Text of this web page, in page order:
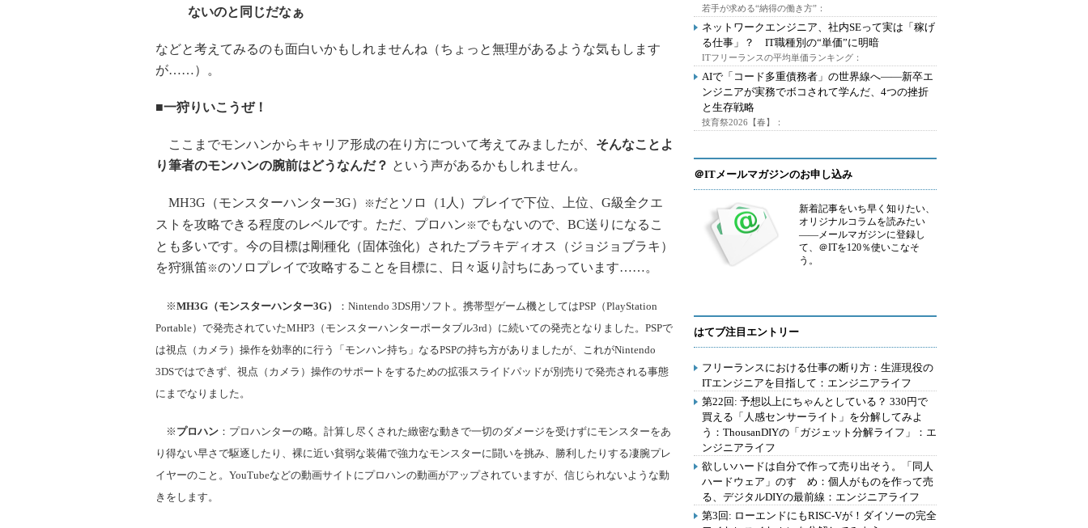
ないのと同じだなぁ
などと考えてみるのも面白いかもしれませんね（ちょっと無理があるような気もします
が……）。
■一狩りいこうぜ！
ここまでモンハンからキャリア形成の在り方について考えてみましたが、 そんなことよ
り筆者のモンハンの腕前はどうなんだ？ という声があるかもしれません。
MH3G（モンスターハンター3G） ※ だとソロ（1人）プレイで下位、上位、G級全クエ
ストを攻略できる程度のレベルです。ただ、プロハン ※ でもないので、BC送りになるこ
とも多いです。今の目標は剛種化（固体強化）されたブラキディオス（ジョジョブラキ）
を狩猟笛※のソロプレイで攻略することを目標に、日々返り討ちにあっています……。
※MH3G（モンスターハンター3G）
：Nintendo 3DS用ソフト。携帯型ゲーム機としてはPSP（PlayStation
Portable）で発売されていたMHP3（モンスターハンターポータブル3rd）に続いての発売となりました。PSPで
は視点（カメラ） 操作を効率的に行う 「 モンハン持ち」なるPSPの持ち方がありましたが、これがNintendo
3DSではできず、 視点（カメラ）操作のサポートをするための拡張スライドパッドが別売りで発売される事態
にまでなりました。
※ プロハン ：プロハンターの略。 計算し尽くされた緻密な動きで一切のダメージを受けずにモンスターをあ
り得ない早さで駆逐したり、裸に近い貧弱な装備で強力なモンスターに闘いを挑み、勝利したりする凄腕プレ
イヤーのこと。 YouTubeなどの動画サイトにプロハンの動画がアップされていますが、信じられないような動
きをします。
若手が求める“納得の働き方”：
ネットワークエンジニア、社内SEって実は「稼げ
る仕事」？ IT職種別の“単価”に明暗
ITフリーランスの平均単価ランキング：
AIで「コード多重債務者」の世界線へ――新卒エ
ンジニアが実務でボコされて学んだ、4つの挫折
と生存戦略
技育祭2026【春】：
＠ITメールマガジンのお申し込み
新着記事をいち早く知りたい、
オリジナルコラムを読みたい
――メールマガジンに登録し
て、＠ITを120％使いこなそ
う。
はてブ注目エントリー
フリーランスにおける仕事の断り方：生涯現役の
ITエンジニアを目指して：エンジニアライフ
第22回: 予想以上にちゃんとしている？ 330円で
買える「人感センサーライト」を分解してみよ
う：ThousanDIYの「ガジェット分解ライフ」：エ
ンジニアライフ
欲しいハードは自分で作って売り出そう。「同人
ハードウェア」のすゝめ：個人がものを作って売
る、デジタルDIYの最前線：エンジニアライフ
第3回: ローエンドにもRISC-Vが！ダイソーの完全